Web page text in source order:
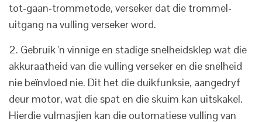
tot-gaan-trommetode, verseker dat die trommel-
uitgang na vulling verseker word.
2. Gebruik 'n vinnige en stadige snelheidsklep wat die
akkuraatheid van die vulling verseker en die snelheid
nie beïnvloed nie. Dit het die duikfunksie, aangedryf
deur motor, wat die spat en die skuim kan uitskakel.
Hierdie vulmasjien kan die outomatiese vulling van